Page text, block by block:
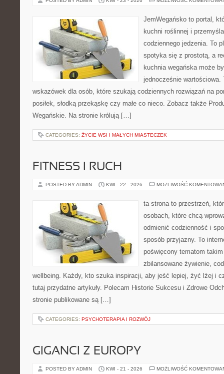
JemWegańsko to portal,
kuchni roślinnej i
codziennego jedzenia. To
spotyka się z prostotą, a
kuchnia wegańska może
jednocześnie wartościowa.
wskazówek dla osób, które szukają codziennych rozwiązań na
posiłek, słodką przekąskę czy małe co nieco. Zobacz także
Wegańskie. Na stronie królują […]
CATEGORIES: ŻYCIE WSI I MAŁYCH MIASTECZEK
FITNESS I RUCH
POSTED BY ADMIN KWI - 22 - 2026 MOŻLIWOŚĆ
ta strona to przestrzeń,
osobach, które chcą
odmienić codzienność i
sposób przyjazny. To
poświęcony tematom
zbilansowane żywienie,
wellbeing. Każdy, kto szuka inspiracji, aby jeść lepiej, żyć lżej i
tutaj przydatne artykuły. Polecam Historie Sukcesu i Zdrowe
stronie publikowane są […]
CATEGORIES: PSYCHOTERAPIA I ROZWÓJ
GIGANCI Z EUROPY
POSTED BY ADMIN KWI - 21 - 2026 MOŻLIWOŚĆ